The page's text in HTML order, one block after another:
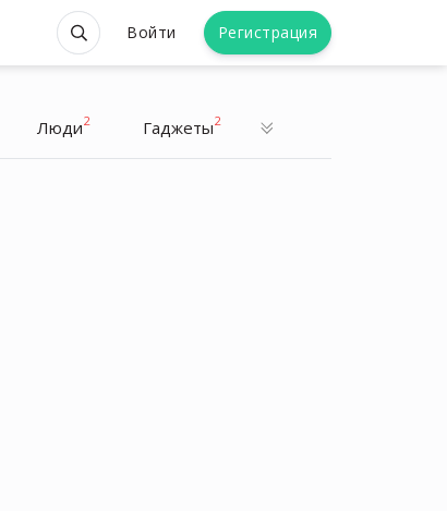
Войти Регистрация
Люди2 Гаджеты2